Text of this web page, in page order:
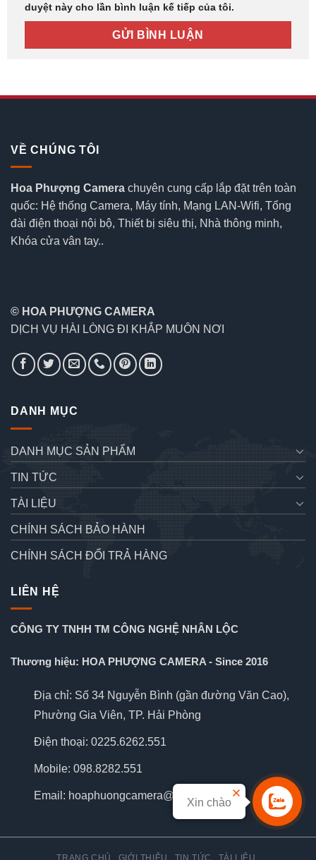
duyệt này cho lần bình luận kế tiếp của tôi.
VỀ CHÚNG TÔI
Hoa Phượng Camera chuyên cung cấp lắp đặt trên toàn
quốc: Hệ thống Camera, Máy tính, Mạng LAN-Wifi, Tổng
đài điện thoại nội bộ, Thiết bị siêu thị, Nhà thông minh,
Khóa cửa vân tay..
© HOA PHƯỢNG CAMERA
DỊCH VỤ HÀI LÒNG ĐI KHẮP MUÔN NƠI
DANH MỤC
DANH MỤC SẢN PHẨM
TIN TỨC
TÀI LIỆU
CHÍNH SÁCH BẢO HÀNH
CHÍNH SÁCH ĐỔI TRẢ HÀNG
LIÊN HỆ
CÔNG TY TNHH TM CÔNG NGHỆ NHÂN LỘC
Thương hiệu: HOA PHƯỢNG CAMERA - Since 2016
Địa chỉ: Số 34 Nguyễn Bình (gần đường Văn Cao),
Phường Gia Viên, TP. Hải Phòng
Điện thoại: 0225.6262.551
Mobile: 098.8282.551
Email: hoaphuongcamera@gmail.com
Xin chào